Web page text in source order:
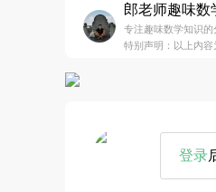
郎老师趣味数
专注趣味数学知识的
特别声明：以上内
登录